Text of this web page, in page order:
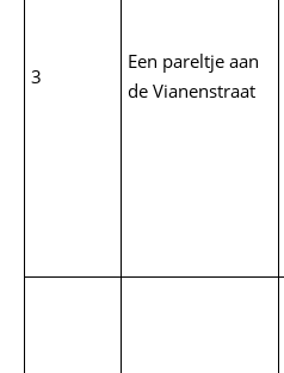
3
Een pareltje aan
de Vianenstraat